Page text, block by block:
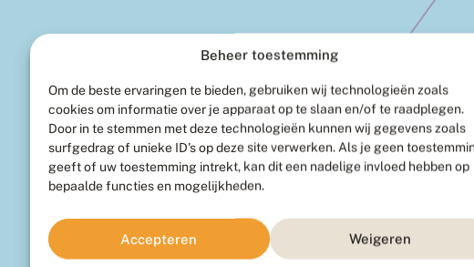
Beheer toestemming
Om de beste ervaringen te bieden, gebruiken wij technologieën zoals
cookies om informatie over je apparaat op te slaan en/of te raadplegen.
Door in te stemmen met deze technologieën kunnen wij gegevens zoals
surfgedrag of unieke ID's op deze site verwerken. Als je geen
geeft of uw toestemming intrekt, kan dit een nadelige invloed hebben op
bepaalde functies en mogelijkheden.
Accepteren Weigeren